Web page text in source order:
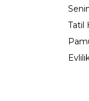
Tatil